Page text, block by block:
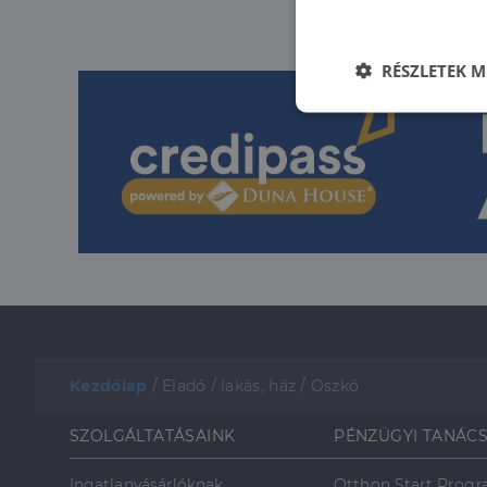
Kezdőlap / Eladó / lakás, ház / Oszkó
SZOLGÁLTATÁSAINK PÉNZÜGYI
RÉSZLETEK
li_gc